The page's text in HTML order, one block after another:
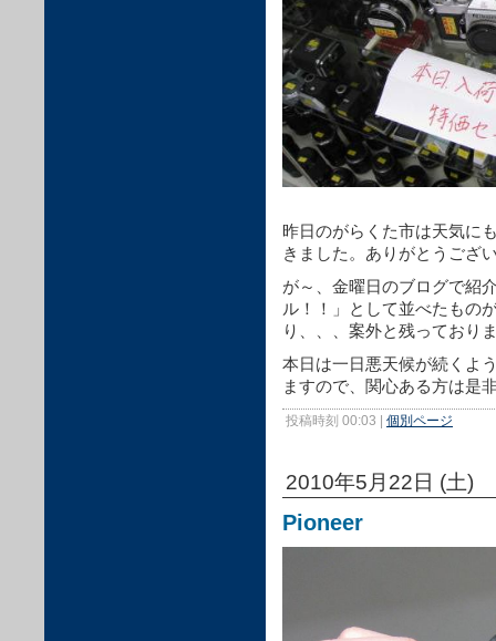
昨日のがらくた市は天気に
きました。ありがとうござ
が～、金曜日のブログで紹
ル！！」として並べたもの
り、、、案外と残っており
本日は一日悪天候が続くよ
ますので、関心ある方は是
投稿時刻 00:03 | 個別ページ
2010年5月22日 (土)
Pioneer